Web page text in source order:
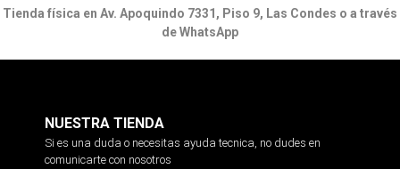
Tienda física en Av. Apoquindo 7331, Piso 9, Las Condes o a través
de WhatsApp
NUESTRA TIENDA
Si es una duda o necesitas ayuda tecnica, no dudes en
comunicarte con nosotros